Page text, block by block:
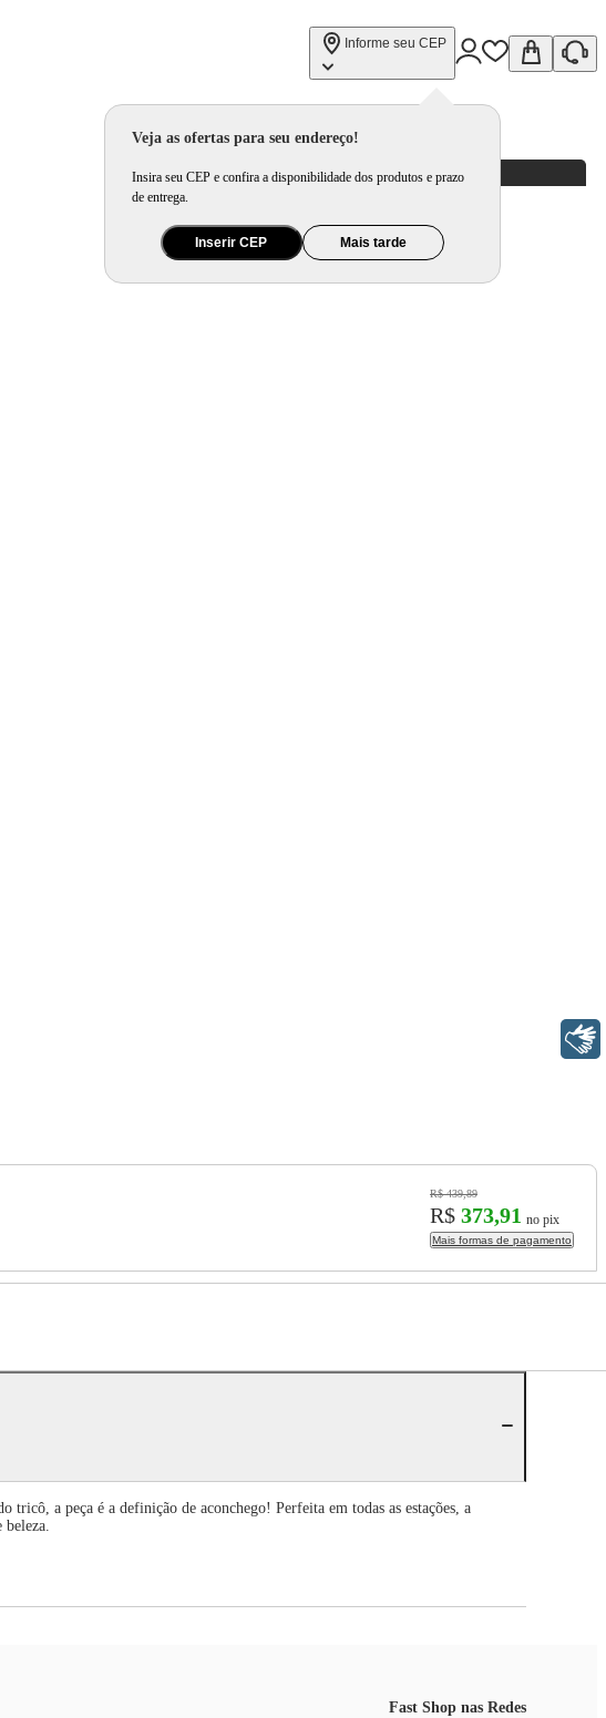
Informe seu CEP
Veja as ofertas para seu endereço!
Insira seu CEP e confira a disponibilidade dos produtos e prazo
de entrega.
Inserir CEP Mais tarde
R$ 439,89
R$ 373,91 no pix
Mais formas de pagamento
a peça é a definição de aconchego! Perfeita em todas as estações, a
beleza.
Fast Shop nas Redes